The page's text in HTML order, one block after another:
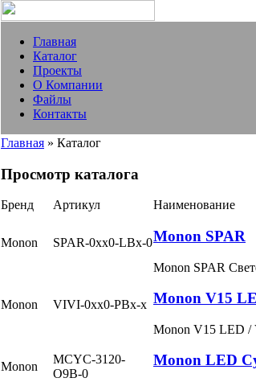
Главная
Каталог
Проекты
О Компании
Файлы
Контакты
Главная » Каталог
Просмотр каталога
Бренд Артикул Наименование
Monon SPAR-0хх0-LBх-0Monon SPAR
Monon SPAR
Monon VIVI-0хх0-PBх-х Monon V15
Monon V15 LED /
Monon
MCYC-3120-
O9B-0
Monon LED